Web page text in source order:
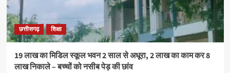
छत्तीसगढ़ शिक्षा
19 लाख का मिडिल स्कूल भवन 2 साल से अधूरा, 2 लाख का काम कर 8
लाख निकाले – बच्चों को नसीब पेड़ की छांव